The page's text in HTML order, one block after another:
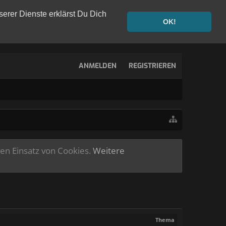
Dienste erklärst Du Dich
OK!
ANMELDEN REGISTRIEREN
Einsatz von Cookies. Weitere
Thema